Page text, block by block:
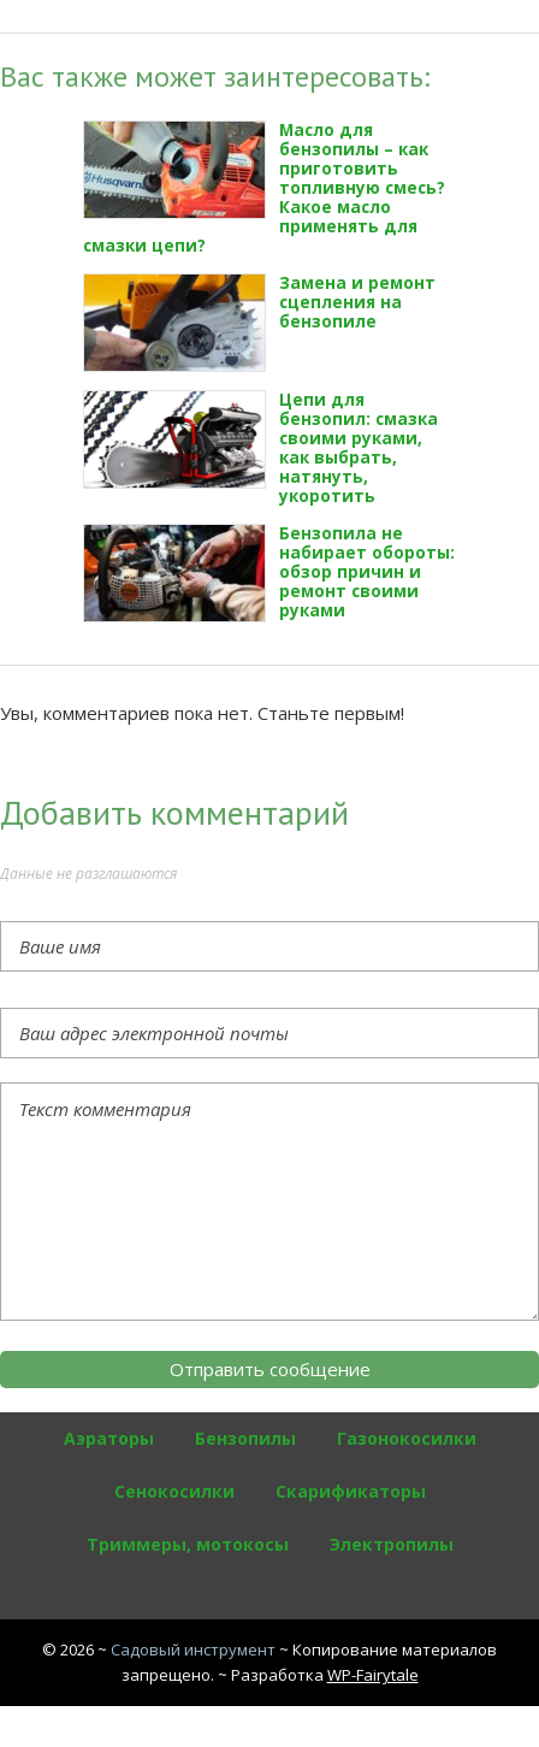
Вас также может заинтересовать:
Масло для
бензопилы – как
приготовить
топливную смесь?
Какое масло
применять для
смазки цепи?
Замена и ремонт
сцепления на
бензопиле
Цепи для
бензопил: смазка
своими руками,
как выбрать,
натянуть,
укоротить
Бензопила не
набирает обороты:
обзор причин и
ремонт своими
руками
Увы, комментариев пока нет. Станьте первым!
Добавить комментарий
Данные не разглашаются
Аэраторы Бензопилы Газонокосилки
Сенокосилки Скарификаторы
Триммеры, мотокосы Электропилы
© 2026 ~ Садовый инструмент ~ Копирование материалов
запрещено. ~ Разработка WP-Fairytale